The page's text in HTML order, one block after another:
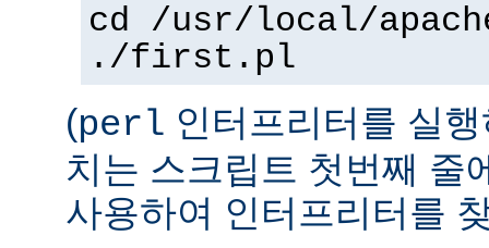
cd /usr/local/
./first.pl
(perl 인터프리터를 실
치는 스크립트 첫번째 줄
사용하여 인터프리터를